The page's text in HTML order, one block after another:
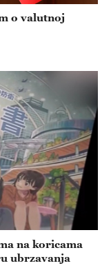
o valutnoj
na koricama
ubrzavanja